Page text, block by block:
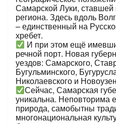
Самарской Луки,
региона. Здесь вдоль
– единственный на
хребет.
И при этом ещё
речной порт. Новая
уездов: Самарского,
Бугульминского,
Николаевского и
Сейчас, Самарская
уникальна. Неповторима
природа, самобытны
многонациональная